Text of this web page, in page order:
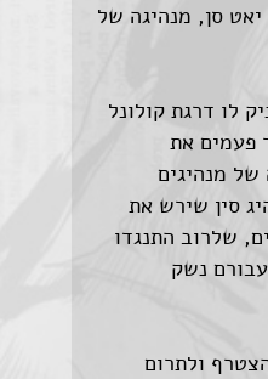
סן, מנהיגה של
שהעניק לו דרגת קולונל
פעמים את
של מנהיגים
סין שירש את
שלרוב התנגדו
נשק
ב-1937, היה נחוש להצטרף ולתרום